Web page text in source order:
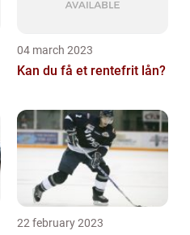
04 march 2023
Kan du få et rentefrit lån?
22 february 2023